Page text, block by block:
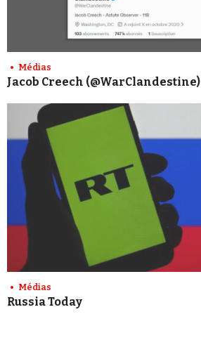
Médias
Jacob Creech (@WarClandestine)
Médias
Russia Today